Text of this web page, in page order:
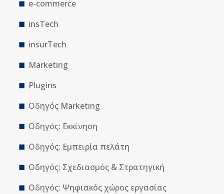
e-commerce
insTech
insurTech
Marketing
Plugins
Οδηγός Marketing
Οδηγός: Εκκίνηση
Οδηγός: Εμπειρία πελάτη
Οδηγός: Σχεδιασμός & Στρατηγική
Οδηγός: Ψηφιακός χώρος εργασίας